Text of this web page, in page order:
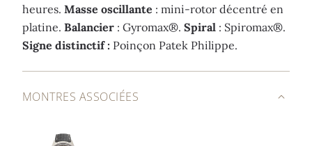
heures. Masse oscillante : mini-rotor décentré en
platine. Balancier : Gyromax®. Spiral : Spiromax®.
Signe distinctif : Poinçon Patek Philippe.
MONTRES ASSOCIÉES